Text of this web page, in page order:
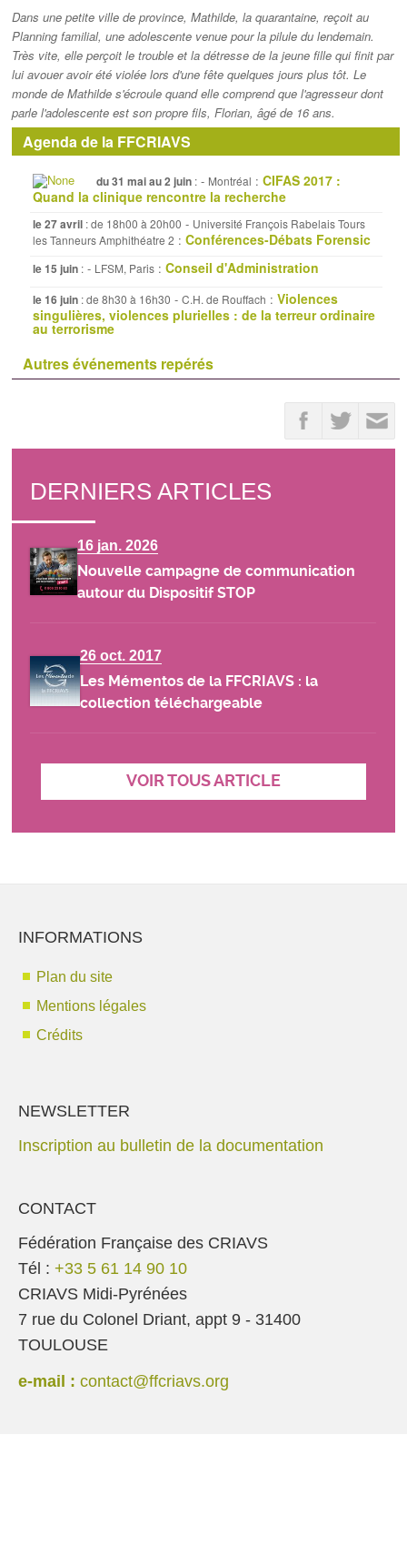
Dans une petite ville de province, Mathilde, la quarantaine, reçoit au
Planning familial, une adolescente venue pour la pilule du lendemain.
Très vite, elle perçoit le trouble et la détresse de la jeune fille qui finit par
lui avouer avoir été violée lors d'une fête quelques jours plus tôt. Le
monde de Mathilde s'écroule quand elle comprend que l'agresseur dont
parle l'adolescente est son propre fils, Florian, âgé de 16 ans.
Agenda de la FFCRIAVS
du 31 mai au 2 juin : - Montréal : CIFAS 2017 :
Quand la clinique rencontre la recherche
le 27 avril : de 18h00 à 20h00 - Université François Rabelais Tours
les Tanneurs Amphithéatre 2 : Conférences-Débats Forensic
le 15 juin : - LFSM, Paris : Conseil d'Administration
le 16 juin : de 8h30 à 16h30 - C.H. de Rouffach : Violences
singulières, violences plurielles : de la terreur ordinaire
au terrorisme
Autres événements repérés
DERNIERS ARTICLES
16 jan. 2026
Nouvelle campagne de communication
autour du Dispositif STOP
26 oct. 2017
Les Mémentos de la FFCRIAVS : la
collection téléchargeable
VOIR TOUS ARTICLE
INFORMATIONS
Plan du site
Mentions légales
Crédits
NEWSLETTER
Inscription au bulletin de la documentation
CONTACT
Fédération Française des CRIAVS
Tél : +33 5 61 14 90 10
CRIAVS Midi-Pyrénées
7 rue du Colonel Driant, appt 9 - 31400
TOULOUSE
e-mail : contact@ffcriavs.org